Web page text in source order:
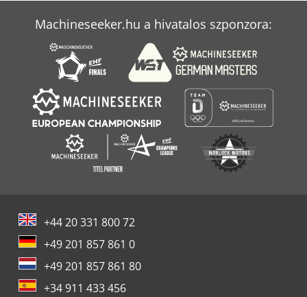
Machineseeker.hu a hivatalos szponzora:
+44 20 331 800 72
+49 201 857 861 0
+49 201 857 861 80
+34 911 433 456